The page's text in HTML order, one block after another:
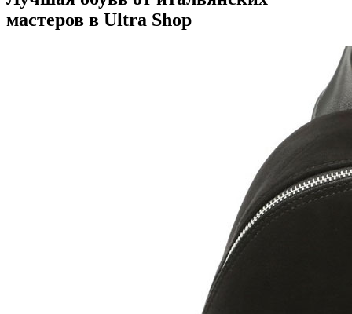
мастеров в Ultra Shop